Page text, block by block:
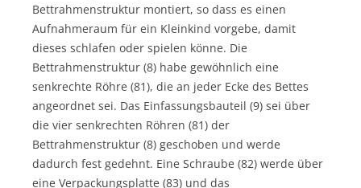
Bettrahmenstruktur montiert, so dass es einen
Aufnahmeraum für ein Kleinkind vorgebe, damit
dieses schlafen oder spielen könne. Die
Bettrahmenstruktur (8) habe gewöhnlich eine
senkrechte Röhre (81), die an jeder Ecke des Bettes
angeordnet sei. Das Einfassungsbauteil (9) sei über
die vier senkrechten Röhren (81) der
Bettrahmenstruktur (8) geschoben und werde
dadurch fest gedehnt. Eine Schraube (82) werde über
eine Verpackungsplatte (83) und das